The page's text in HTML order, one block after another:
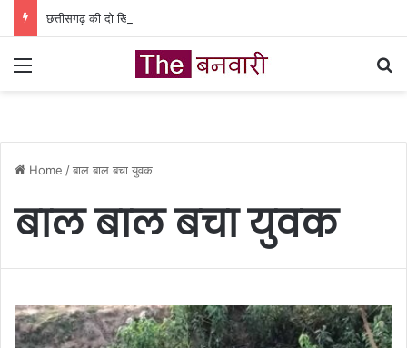
Menu
Home /बाल बाल बचा युवक
बाल बाल बचा युवक